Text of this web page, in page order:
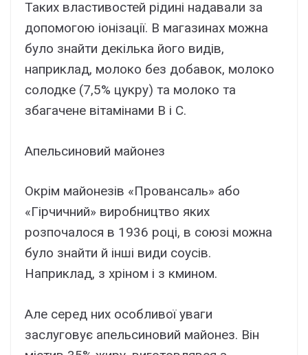
Таких властивостей рідині надавали за
допомогою іонізації. В магазинах можна
було знайти декілька його видів,
наприклад, молоко без добавок, молоко
солодке (7,5% цукру) та молоко та
збагачене вітамінами В і С.
Апельсиновий майонез
Окрім майонезів «Провансаль» або
«Гірчичний» виробництво яких
розпочалося в 1936 році, в союзі можна
було знайти й інші види соусів.
Наприклад, з хріном і з кмином.
Але серед них особливої уваги
заслуговує апельсиновий майонез. Він